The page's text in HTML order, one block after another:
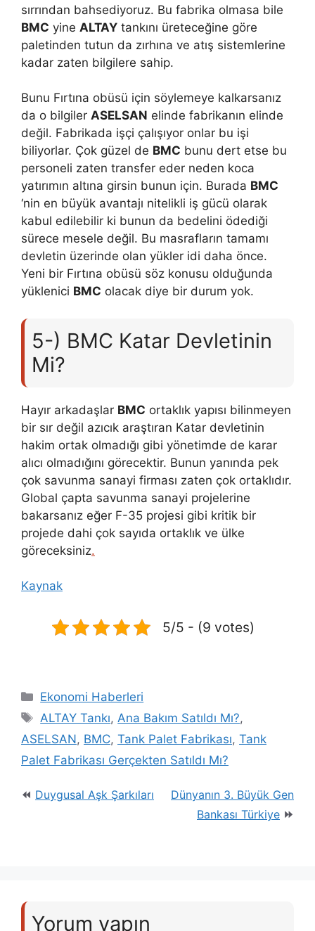
sırrından bahsediyoruz. Bu fabrika olmasa bile
BMC yine ALTAY tankını üreteceğine göre
paletinden tutun da zırhına ve atış sistemlerine
kadar zaten bilgilere sahip.
Bunu Fırtına obüsü için söylemeye kalkarsanız
da o bilgiler ASELSAN elinde fabrikanın elinde
değil. Fabrikada işçi çalışıyor onlar bu işi
biliyorlar. Çok güzel de BMC bunu dert etse bu
personeli zaten transfer eder neden koca
yatırımın altına girsin bunun için. Burada BMC
‘nin en büyük avantajı nitelikli iş gücü olarak
kabul edilebilir ki bunun da bedelini ödediği
sürece mesele değil. Bu masrafların tamamı
devletin üzerinde olan yükler idi daha önce.
Yeni bir Fırtına obüsü söz konusu olduğunda
yüklenici BMC olacak diye bir durum yok.
5-) BMC Katar Devletinin
Mi?
Hayır arkadaşlar BMC ortaklık yapısı bilinmeyen
bir sır değil azıcık araştıran Katar devletinin
hakim ortak olmadığı gibi yönetimde de karar
alıcı olmadığını görecektir. Bunun yanında pek
çok savunma sanayi firması zaten çok ortaklıdır.
Global çapta savunma sanayi projelerine
bakarsanız eğer F-35 projesi gibi kritik bir
projede dahi çok sayıda ortaklık ve ülke
göreceksiniz.
Kaynak
5/5 - (9 votes)
Kategoriler
Ekonomi Haberleri
Etiketler
ALTAY Tankı,Ana Bakım Satıldı Mı?,
ASELSAN, BMC, Tank Palet Fabrikası, Tank
Palet Fabrikası Gerçekten Satıldı Mı?
Duygusal Aşk Şarkıları
Dünyanın 3. Büyük Gen
Bankası Türkiye
Yorum yapın